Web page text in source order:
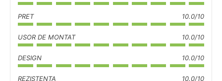
PRET 10.0/10
USOR DE MONTAT 10.0/10
DESIGN 10.0/10
REZISTENTA 10.0/10